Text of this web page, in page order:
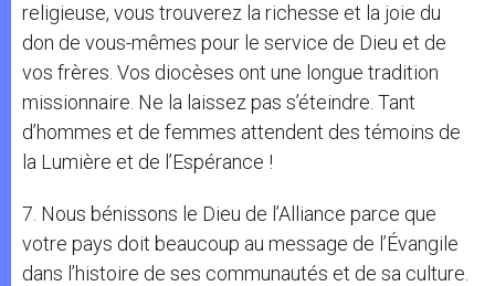
religieuse, vous trouverez la richesse et la joie du
don de vous-mêmes pour le service de Dieu et de
vos frères. Vos diocèses ont une longue tradition
missionnaire. Ne la laissez pas s’éteindre. Tant
d’hommes et de femmes attendent des témoins de
la Lumière et de l’Espérance !
7. Nous bénissons le Dieu de l’Alliance parce que
votre pays doit beaucoup au message de l’Évangile
dans l’histoire de ses communautés et de sa culture.